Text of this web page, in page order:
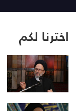
اخترنا لكم